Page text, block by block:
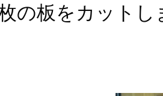
の板をカットし